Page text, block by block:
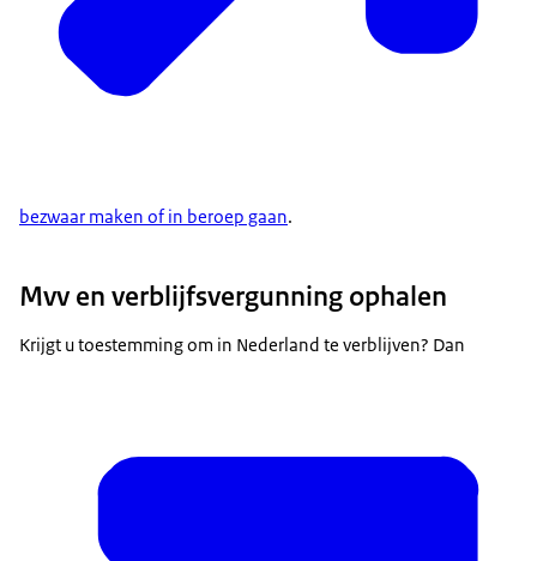
bezwaar maken of in beroep gaan.
Mvv en verblijfsvergunning ophalen
Krijgt u toestemming om in Nederland te verblijven? Dan